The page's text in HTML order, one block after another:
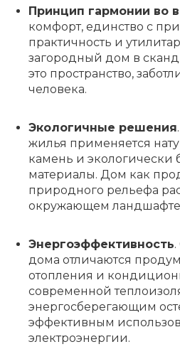
Принцип гармонии во
комфорт, единство с
практичность и
загородный дом в
это пространство,
человека.
Экологичные решения
жилья применяется
камень и экологически
материалы. Дом как
природного рельефа
окружающем
Энергоэффективность
дома отличаются
отопления и
современной
энергосберегающим
эффективным
электроэнергии.